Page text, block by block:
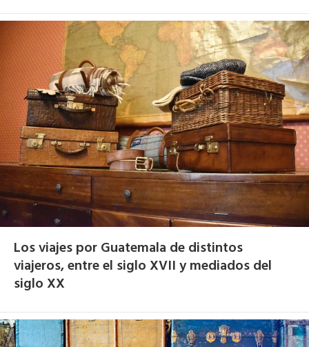
Los viajes por Guatemala de distintos
viajeros, entre el siglo XVII y mediados del
siglo XX